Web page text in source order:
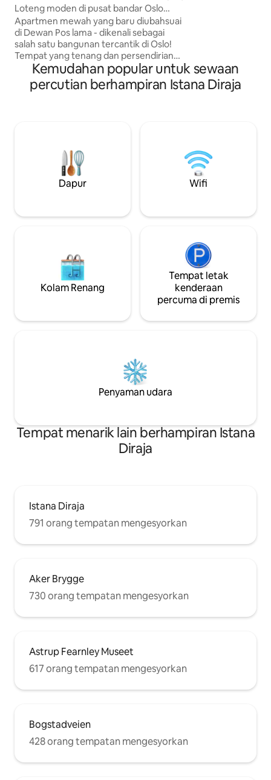
m
Loteng moden di pusat bandar Oslo
dengan halaman persendirian!
Apartmen mewah yang baru diubahsuai
di Dewan Pos lama - dikenali sebagai
salah satu bangunan tercantik di Oslo!
Tempat yang tenang dan persendirian
untuk berehat, walaupun berada betul-
betul di pusat bandar. Halaman
persendirian DAN balkoni. Lokasi yang
runcit dalam bangunan). Dapur lengkap,
TV, WiFi, Netflix ++ Ruang dobi percuma
di dalam apartmen ini. Bilik mandi
dengan lantai yang dipanaskan. Akses lif.
ruang)
no/vr/arbinsgate
Kemudahan popular untuk sewaan
percutian berhampiran Istana Diraja
Dapur Wifi
Kolam Renang
Tempat letak
kenderaan
percuma di premis
Penyaman udara
Tempat menarik lain berhampiran Istana
Diraja
Istana Diraja
791 orang tempatan mengesyorkan
Aker Brygge
730 orang tempatan mengesyorkan
Astrup Fearnley Museet
617 orang tempatan mengesyorkan
Bogstadveien
428 orang tempatan mengesyorkan